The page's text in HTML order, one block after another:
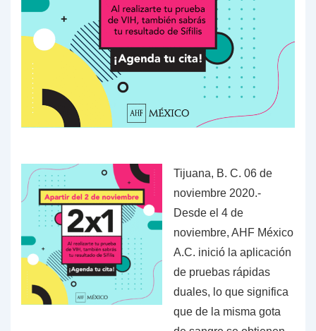
Tijuana, B. C. 06 de
noviembre 2020.-
Desde el 4 de
noviembre, AHF México
A.C. inició la aplicación
de pruebas rápidas
duales, lo que significa
que de la misma gota